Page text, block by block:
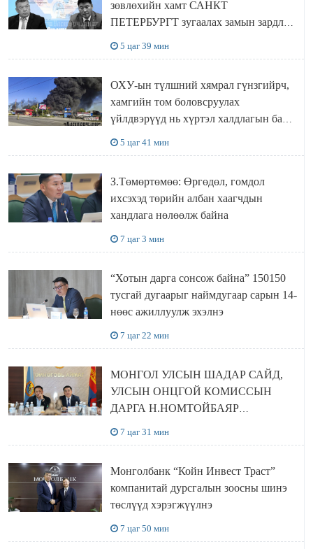
зөвлөхийн хамт САНКТ
ПЕТЕРБУРГТ зугаалах замын зардлаа
5 цаг 39 мин
ОХУ-ын түлшний хямрал гүнзгийрч,
хамгийн том боловсруулах
үйлдвэрүүд нь хүртэл халдлагын бай
5 цаг 41 мин
З.Төмөртөмөө: Өргөдөл, гомдол
ихсэхэд төрийн албан хаагчдын
хандлага нөлөөлж байна
7 цаг 3 мин
“Хотын дарга сонсож байна” 150150
тусгай дугаарыг наймдугаар сарын 14-
нөөс ажиллуулж эхэлнэ
7 цаг 22 мин
МОНГОЛ УЛСЫН ШАДАР САЙД,
УЛСЫН ОНЦГОЙ КОМИССЫН
ДАРГА Н.НОМТОЙБАЯР
7 цаг 31 мин
Монголбанк “Койн Инвест Траст”
компанитай дурсгалын зоосны шинэ
төслүүд хэрэгжүүлнэ
7 цаг 50 мин